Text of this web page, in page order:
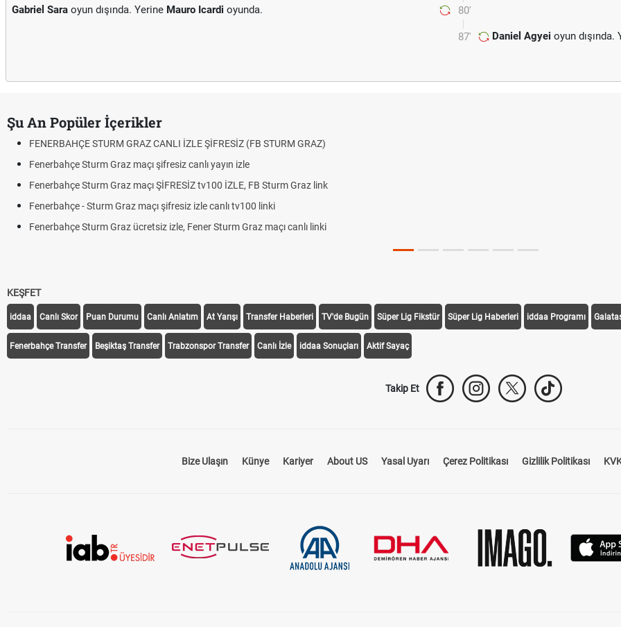
80'
Gabriel Sara oyun dışında. Yerine Mauro Icardi oyunda.
87' Daniel Agyei oyun dışında.
Şu An Popüler İçerikler
FENERBAHÇE STURM GRAZ CANLI İZLE ŞİFRESİZ (FB STURM GRAZ)
Fenerbahçe Sturm Graz maçı şifresiz canlı yayın izle
Fenerbahçe Sturm Graz maçı ŞİFRESİZ tv100 İZLE, FB Sturm Graz link
Fenerbahçe - Sturm Graz maçı şifresiz izle canlı tv100 linki
Fenerbahçe Sturm Graz ücretsiz izle, Fener Sturm Graz maçı canlı linki
KEŞFET
iddaa Canlı Skor Puan Durumu Canlı Anlatım At Yarışı Transfer Haberleri TV'de Bugün Süper Lig Fikstür Süper Lig Haberleri iddaa Programı
Fenerbahçe Transfer Beşiktaş Transfer Trabzonspor Transfer Canlı İzle iddaa Sonuçları Aktif Sayaç
Takip Et
Bize Ulaşın Künye Kariyer About US Yasal Uyarı Çerez Politikası Gizlilik Politikası